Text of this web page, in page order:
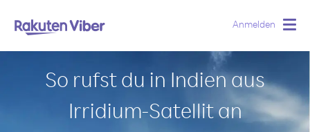
Anmelden
So rufst du in Indien aus
Irridium-Satellit an